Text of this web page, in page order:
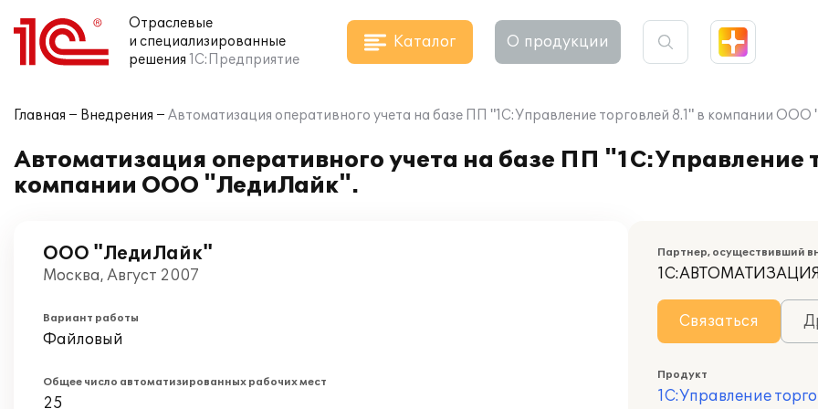
Отраслевые
и специализированные
решения 1С:Предприятие
Каталог О продукции
Главная Внедрения Автоматизация оперативного учета на базе ПП "1С:Управление торговлей 8.1" в компании
Автоматизация оперативного учета на базе ПП "1С:Управление
компании ООО "ЛедиЛайк".
ООО "ЛедиЛайк"
Москва, Август 2007
Вариант работы
Файловый
Общее число автоматизированных рабочих мест
25
Партнер, осуществивший
Связаться
Продукт
1С:Управление